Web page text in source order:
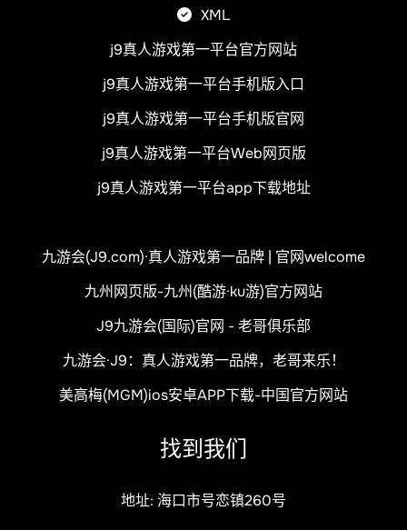
XML
j9真人游戏第一平台官方网站
j9真人游戏第一平台手机版入口
j9真人游戏第一平台手机版官网
j9真人游戏第一平台Web网页版
j9真人游戏第一平台app下载地址
九游会(J9.com)·真人游戏第一品牌 | 官网welcome
九州网页版-九州(酷游·ku游)官方网站
J9九游会(国际)官网 - 老哥俱乐部
九游会·J9：真人游戏第一品牌，老哥来乐！
美高梅(MGM)ios安卓APP下载-中国官方网站
找到我们
地址: 海口市号恋镇260号